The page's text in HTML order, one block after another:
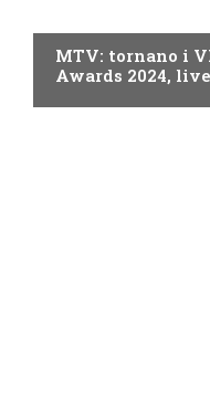
MTV: tornano i
Awards 2024,